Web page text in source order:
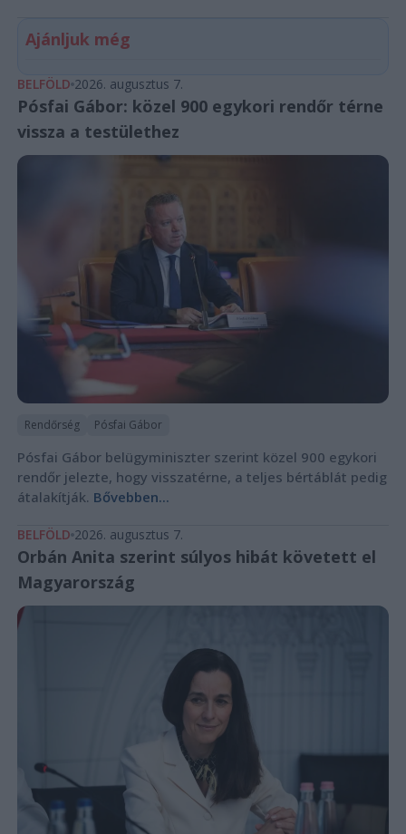
Ajánljuk még
BELFÖLD 2026. augusztus 7.
Pósfai Gábor: közel 900 egykori rendőr térne
vissza a testülethez
Rendőrség Pósfai Gábor
Pósfai Gábor belügyminiszter szerint közel 900 egykori
rendőr jelezte, hogy visszatérne, a teljes bértáblát pedig
átalakítják. Bővebben...
BELFÖLD 2026. augusztus 7.
Orbán Anita szerint súlyos hibát követett el
Magyarország